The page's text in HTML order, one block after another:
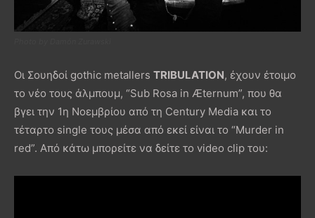
Οι Σουηδοί gothic metallers TRIBULATION, έχουν έτοιμο
το νέο τους άλμπουμ, “Sub Rosa in Æternum”, που θα
βγει την 1η Νοεμβρίου από τη Century Media και το
τέταρτο single τους μέσα από εκεί είναι το “Murder in
red”. Από κάτω μπορείτε να δείτε το video clip του: